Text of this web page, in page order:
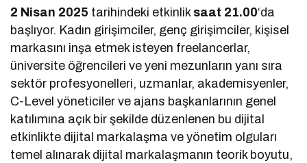
2 Nisan 2025 tarihindeki etkinlik saat 21.00‘da
başlıyor. Kadın girişimciler, genç girişimciler, kişisel
markasını inşa etmek isteyen freelancerlar,
üniversite öğrencileri ve yeni mezunların yanı sıra
sektör profesyonelleri, uzmanlar, akademisyenler,
C-Level yöneticiler ve ajans başkanlarının genel
katılımına açık bir şekilde düzenlenen bu dijital
etkinlikte dijital markalaşma ve yönetim olguları
temel alınarak dijital markalaşmanın teorik boyutu,